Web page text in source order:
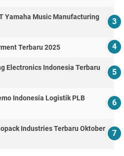
Yamaha Music Manufacturing
Terbaru 2025
Electronics Indonesia Terbaru
Indonesia Logistik PLB
Industries Terbaru Oktober